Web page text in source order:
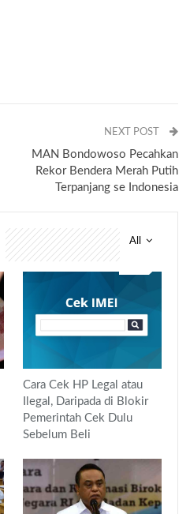
NEXT POST
MAN Bondowoso Pecahkan
Rekor Bendera Merah Putih
Terpanjang se Indonesia
All
Cara Cek HP Legal atau
Ilegal, Daripada di Blokir
Pemerintah Cek Dulu
Sebelum Beli